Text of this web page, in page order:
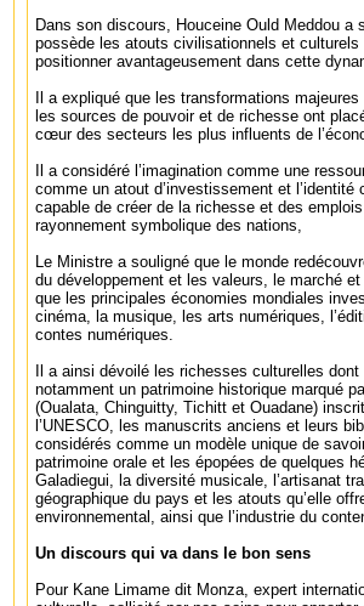
Dans son discours, Houceine Ould Meddou a
possède les atouts civilisationnels et
positionner avantageusement dans cette
Il a expliqué que les transformations
les sources de pouvoir et de richesse ont
cœur des secteurs les plus influents de
Il a considéré l’imagination comme une
comme un atout d’investissement et
capable de créer de la richesse et des
rayonnement symbolique des nations,
Le Ministre a souligné que le monde
du développement et les valeurs, le marché
que les principales économies mondiales
cinéma, la musique, les arts numériques,
contes numériques.
Il a ainsi dévoilé les richesses culturelles
notamment un patrimoine historique marqué
(Oualata, Chinguitty, Tichitt et Ouadane)
l’UNESCO, les manuscrits anciens et leurs
considérés comme un modèle unique de
patrimoine orale et les épopées de quelques
Galadiegui, la diversité musicale, l’artisanat
géographique du pays et les atouts qu’elle
environnemental, ainsi que l’industrie du
Un discours qui va dans le bon sens
Pour Kane Limame dit Monza, expert